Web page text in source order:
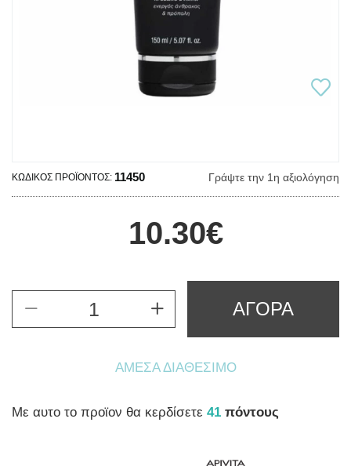
ΚΩΔΙΚΌΣ ΠΡΟΪΌΝΤΟΣ: 11450 Γράψτε την 1η αξιολόγηση
10.30€
ΑΓΟΡΑ
ΆΜΕΣΑ ΔΙΑΘΈΣΙΜΟ
Mε αυτο το προϊον θα κερδίσετε 41 πόντους